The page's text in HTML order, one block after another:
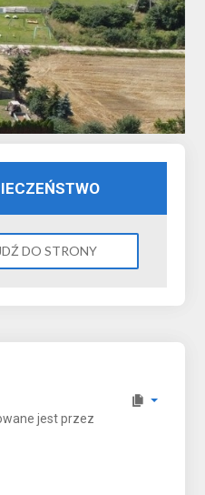
DO STRONY
jest przez